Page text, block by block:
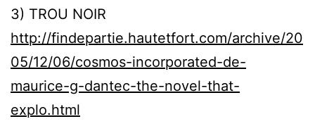
3) TROU NOIR
http://findepartie.hautetfort.com/archive/20
05/12/06/cosmos-incorporated-de-
maurice-g-dantec-the-novel-that-
explo.html